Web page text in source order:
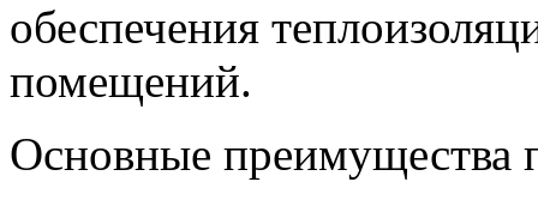
обеспечения
помещений.
Основные преимущества